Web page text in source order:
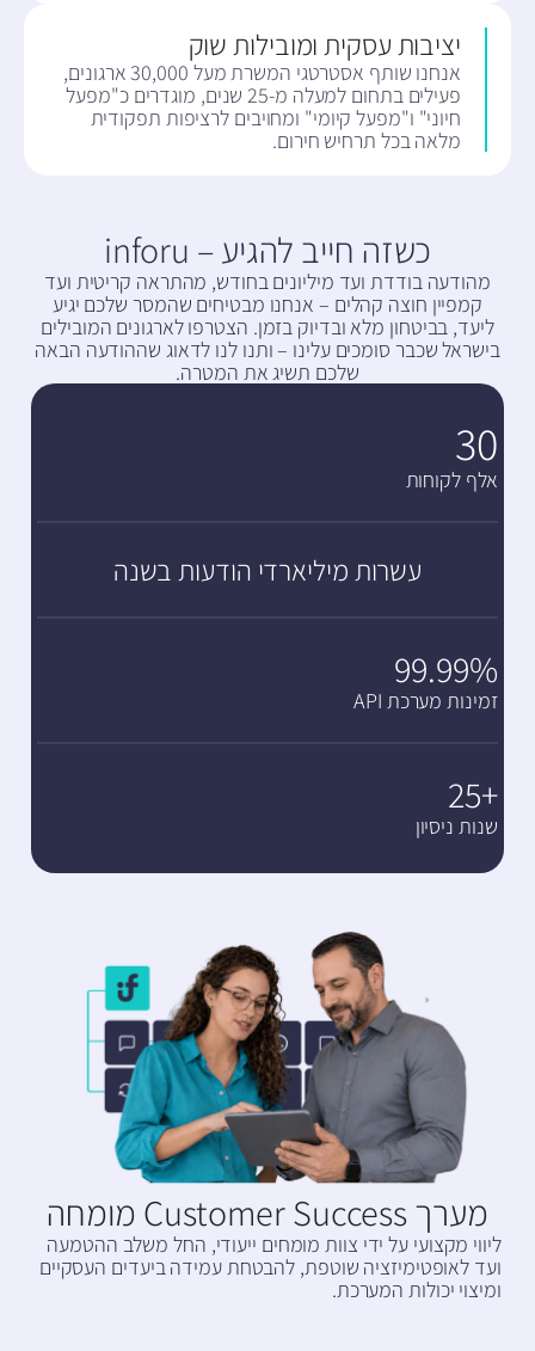
יציבות עסקית ומובילות שוק
אנחנו שותף אסטרטגי המשרת מעל 30,000 ארגונים,
פעילים בתחום למעלה מ-25 שנים, מוגדרים כ"מפעל
חיוני" ו"מפעל קיומי" ומחויבים לרציפות תפקודית
מלאה בכל תרחיש חירום.
כשזה חייב להגיע – inforu
מהודעה בודדת ועד מיליונים בחודש, מהתראה קריטית ועד
קמפיין חוצה קהלים – אנחנו מבטיחים שהמסר שלכם יגיע
ליעד, בביטחון מלא ובדיוק בזמן. הצטרפו לארגונים המובילים
בישראל שכבר סומכים עלינו – ותנו לנו לדאוג שההודעה הבאה
שלכם תשיג את המטרה.
30
אלף לקוחות
עשרות מיליארדי הודעות בשנה
99.99%
זמינות מערכת API
+25
שנות ניסיון
מערך Customer Success מומחה
ליווי מקצועי על ידי צוות מומחים ייעודי, החל משלב ההטמעה
ועד לאופטימיזציה שוטפת, להבטחת עמידה ביעדים העסקיים
ומיצוי יכולות המערכת.